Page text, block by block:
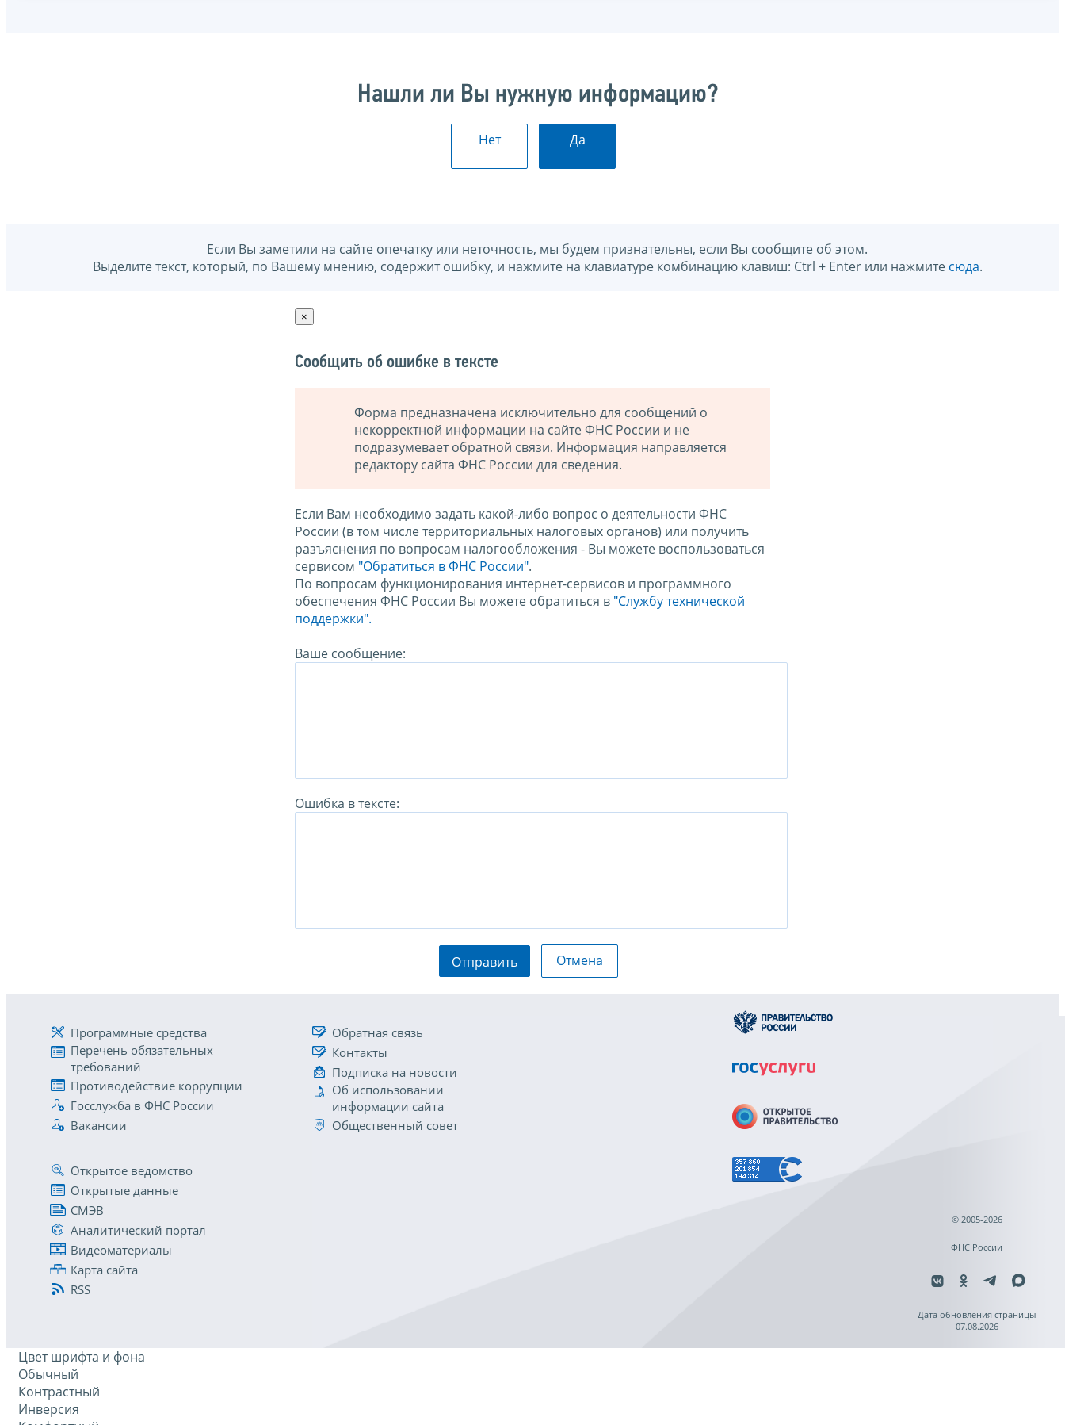
Нашли ли Вы нужную информацию?
Нет Да
Если Вы заметили на сайте опечатку или неточность, мы будем признательны, если Вы сообщите об этом.
Выделите текст, который, по Вашему мнению, содержит ошибку, и нажмите на клавиатуре комбинацию клавиш: Ctrl + Enter или нажмите сюда.
×
Сообщить об ошибке в тексте
Форма предназначена исключительно для сообщений о
некорректной информации на сайте ФНС России и не
подразумевает обратной связи. Информация направляется
редактору сайта ФНС России для сведения.
Если Вам необходимо задать какой-либо вопрос о деятельности ФНС
России (в том числе территориальных налоговых органов) или получить
разъяснения по вопросам налогообложения - Вы можете воспользоваться
сервисом "Обратиться в ФНС России".
По вопросам функционирования интернет-сервисов и программного
обеспечения ФНС России Вы можете обратиться в "Службу технической
поддержки".
Ваше сообщение:
Ошибка в тексте:
Отправить Отмена
Программные средства
Перечень обязательных
требований
Противодействие коррупции
Госслужба в ФНС России
Вакансии
Обратная связь
Контакты
Подписка на новости
Об использовании
информации сайта
Общественный совет
Открытое ведомство
Открытые данные
СМЭВ
Аналитический портал
Видеоматериалы
Карта сайта
RSS
© 2005-2026
ФНС России
Дата обновления страницы
07.08.2026
Цвет шрифта и фона
Обычный
Контрастный
Инверсия